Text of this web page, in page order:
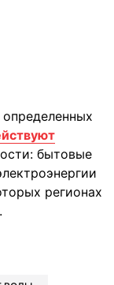
определенных
бытовые
регионах
Whatsapp
в Messenger
в LinkedIn